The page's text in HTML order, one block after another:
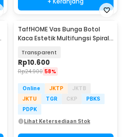
TaffHOME Vas Bunga Botol
Kaca Estetik Multifungsi Spiral
Transparent
Rp10.600
Rp24.900 58%
Online JKTP
JKTB
JKTU
TGR CKP
PBKS
PDPK
Lihat Ketersediaan Stok